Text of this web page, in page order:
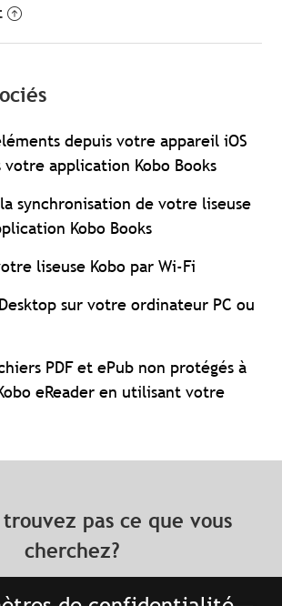
depuis votre appareil iOS
votre application Kobo Books
synchronisation de votre liseuse
Kobo Books
liseuse Kobo par Wi-Fi
sur votre ordinateur PC ou
PDF et ePub non protégés à
eReader en utilisant votre
trouvez pas ce que vous
cherchez?